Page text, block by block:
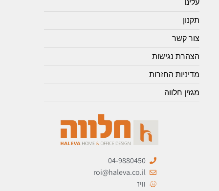
עלינו
תקנון
צור קשר
הצהרת נגישות
מדיניות החזרות
מגזין חלווה
04-9880450
roi@haleva.co.il
וויז